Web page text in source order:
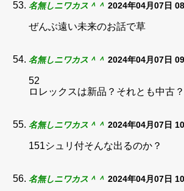
名無しニワカス＾＾ 2024年04月07日
ぜんぶ遠い未来のお話で草
名無しニワカス＾＾ 2024年04月07日
52
ロレックスは新品？それとも中古？
名無しニワカス＾＾ 2024年04月07日
151シュリ付そんな出るのか？
名無しニワカス＾＾ 2024年04月07日